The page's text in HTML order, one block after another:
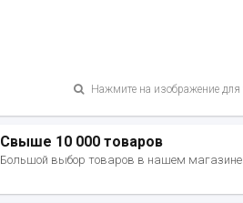
Нажмите на изображение для
Свыше 10 000 товаров
Большой выбор товаров в нашем магазине.